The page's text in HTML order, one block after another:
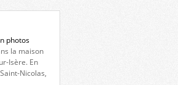
[…]
photos
la maison
Isère. En
Nicolas,